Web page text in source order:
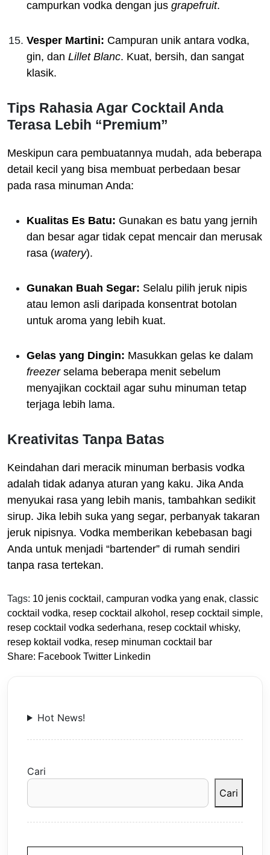
campurkan vodka dengan jus grapefruit.
Vesper Martini: Campuran unik antara vodka,
gin, dan Lillet Blanc. Kuat, bersih, dan sangat
klasik.
Tips Rahasia Agar Cocktail Anda
Terasa Lebih “Premium”
Meskipun cara pembuatannya mudah, ada beberapa
detail kecil yang bisa membuat perbedaan besar
pada rasa minuman Anda:
Kualitas Es Batu: Gunakan es batu yang jernih
dan besar agar tidak cepat mencair dan merusak
rasa (watery).
Gunakan Buah Segar: Selalu pilih jeruk nipis
atau lemon asli daripada konsentrat botolan
untuk aroma yang lebih kuat.
Gelas yang Dingin: Masukkan gelas ke dalam
freezerselama beberapa menit sebelum
menyajikan cocktail agar suhu minuman tetap
terjaga lebih lama.
Kreativitas Tanpa Batas
Keindahan dari meracik minuman berbasis vodka
adalah tidak adanya aturan yang kaku. Jika Anda
menyukai rasa yang lebih manis, tambahkan sedikit
sirup. Jika lebih suka yang segar, perbanyak takaran
jeruk nipisnya. Vodka memberikan kebebasan bagi
Anda untuk menjadi “bartender” di rumah sendiri
tanpa rasa tertekan.
Tags: 10 jenis cocktail , campuran vodka yang enak, classic
cocktail vodka, resep cocktail alkohol , resep cocktail simple,
resep cocktail vodka sederhana, resep cocktail whisky,
resep koktail vodka, resep minuman cocktail bar
Share: Facebook Twitter Linkedin
Hot News!
Cari
Cari